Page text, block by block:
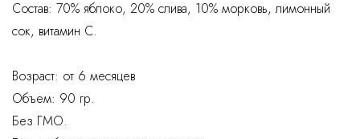
Cостав: 70% яблоко, 20% слива, 10% морковь, лимонный
сок, витамин С.
Возраст: от 6 месяцев
Объем: 90 гр.
Без ГМО.